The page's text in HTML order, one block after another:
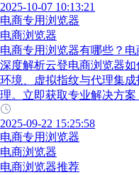
2025-10-07 10:13:21
电商专用浏览器
电商浏览器
电商专用浏览器有哪些？
深度解析云登电商浏览器
环境、虚拟指纹与代理集
理。立即获取专业解决方案
2025-09-22 15:25:58
电商专用浏览器
电商浏览器
电商浏览器推荐